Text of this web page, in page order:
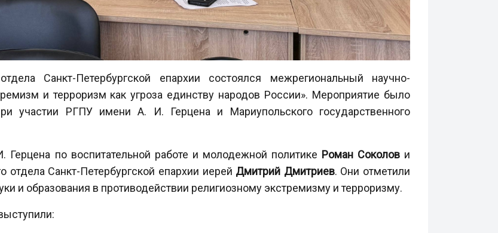
Санкт-Петербургской епархии состоялся межрегиональный научно-
и терроризм как угроза единству народов России». Мероприятие было
участии РГПУ имени А. И. Герцена и Мариупольского государственного
по воспитательной работе и молодежной политике Роман Соколови
отдела Санкт-Петербургской епархии иерей Дмитрий Дмитриев. Они отметили
и образования в противодействии религиозному экстремизму и терроризму.